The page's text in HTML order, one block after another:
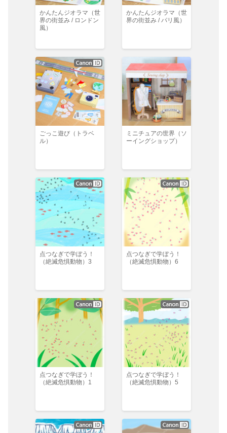
かんたんジオラマ（世
界の街並み / ロンドン
風）
かんたんジオラマ（世
界の街並み / パリ風）
ごっこ遊び（トラベ
ル）
ミニチュアの世界（ソ
ーイングショップ）
点つなぎで学ぼう！
（絶滅危惧動物）3
点つなぎで学ぼう！
（絶滅危惧動物）6
点つなぎで学ぼう！
（絶滅危惧動物）1
点つなぎで学ぼう！
（絶滅危惧動物）5